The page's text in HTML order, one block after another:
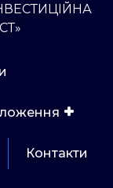
Контакти